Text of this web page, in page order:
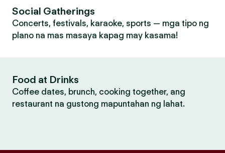
Social Gatherings
Concerts, festivals, karaoke, sports — mga tipo ng
plano na mas masaya kapag may kasama!
Food at Drinks
Coffee dates, brunch, cooking together, ang
restaurant na gustong mapuntahan ng lahat.